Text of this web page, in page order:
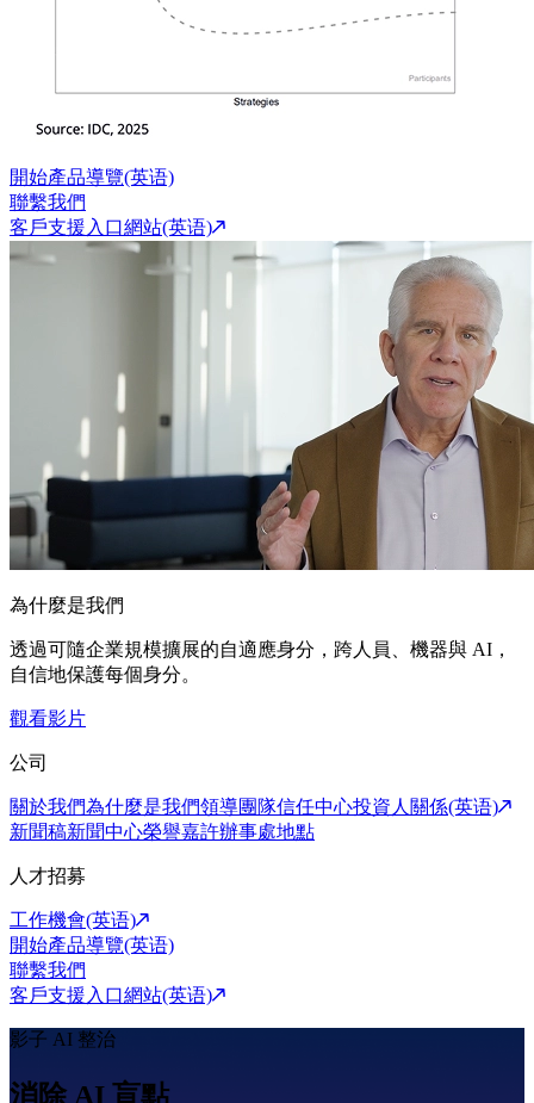
開始產品導覽(英语)
聯繫我們
客戶支援入口網站(英语)
為什麼是我們
透過可隨企業規模擴展的自適應身分，跨人員、機器與 AI，
自信地保護每個身分。
觀看影片
公司
關於我們為什麼是我們領導團隊信任中心投資人關係(英语)
新聞稿新聞中心榮譽嘉許辦事處地點
人才招募
工作機會(英语)
開始產品導覽(英语)
聯繫我們
客戶支援入口網站(英语)
影子 AI 整治
消除 AI 盲點